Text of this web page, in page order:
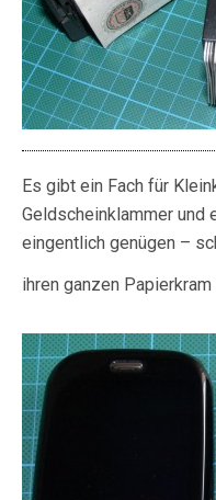
Es gibt ein Fach für
Geldscheinklammer und
eingentlich genügen –
ihren ganzen